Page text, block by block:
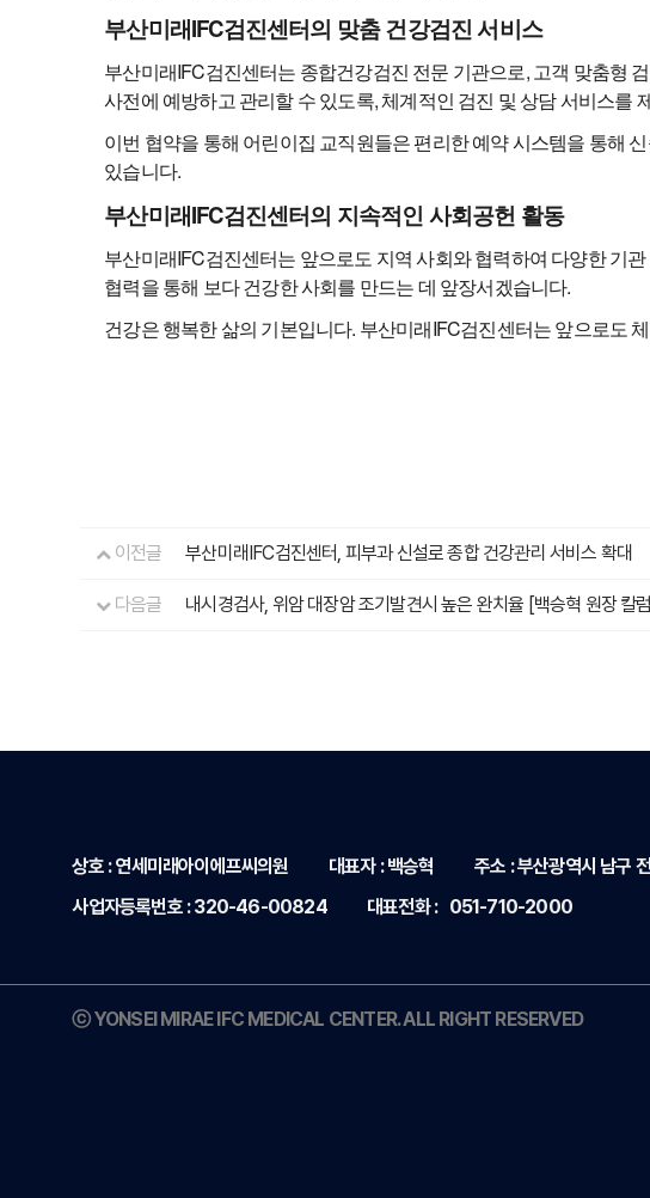
부산미래IFC검진센터의 맞춤 건강검진 서비스
부산미래IFC검진센터는 종합건강검진 전문 기관으로, 고객 맞춤형
사전에 예방하고 관리할 수 있도록, 체계적인 검진 및 상담 서비스를
이번 협약을 통해 어린이집 교직원들은 편리한 예약 시스템을 통해
있습니다.
부산미래IFC검진센터의 지속적인 사회공헌 활동
부산미래IFC검진센터는 앞으로도 지역 사회와 협력하여 다양한 기
협력을 통해 보다 건강한 사회를 만드는 데 앞장서겠습니다.
건강은 행복한 삶의 기본입니다. 부산미래IFC검진센터는 앞으로도
이전글 부산미래IFC검진센터, 피부과 신설로 종합 건강관리 서비스 확대
다음글 내시경검사, 위암 대장암 조기발견시 높은 완치율 [백승혁 원장 칼
상호 : 연세미래아이에프씨의원 대표자 : 백승혁 주소 :부산광역시 남구
사업자등록번호 : 320-46-00824
대표전화 : 051-710-2000
ⓒ YONSEI MIRAE IFC MEDICAL CENTER. ALL RIGHT RESERVED